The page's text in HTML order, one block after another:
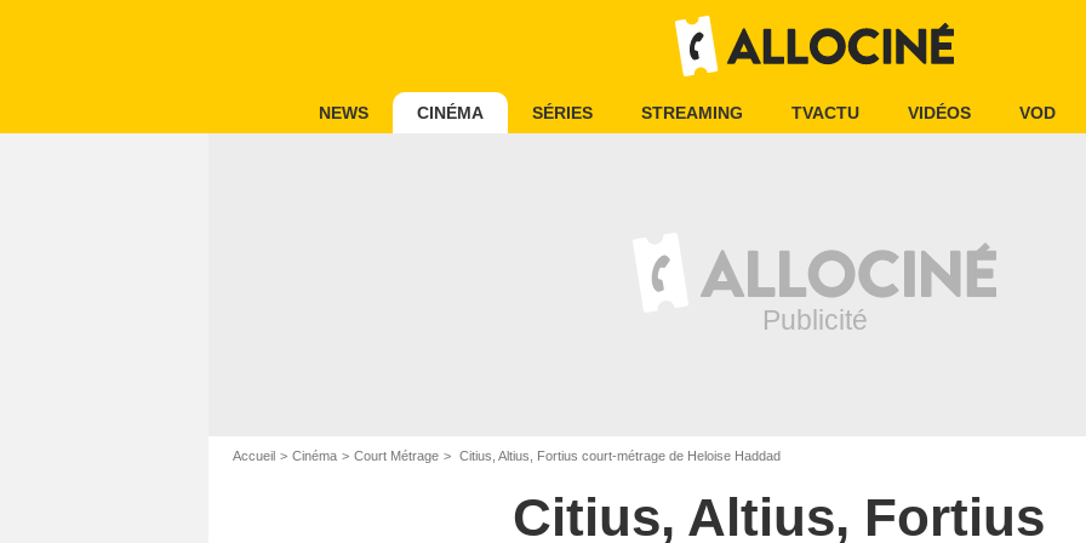
NEWS CINÉMA SÉRIES STREAMING TVACTU VIDÉOS VOD
Accueil Cinéma Court Métrage Citius, Altius, Fortius court-métrage de Heloise Haddad
Citius, Altius, Fortius